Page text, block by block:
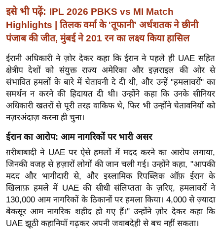
म
नो
रं
न
ज
ग
त
बॉ
वु
ड
हॉ
ली
वु
ड
फि
इसे भी पढ़ें: IPL 2026 PBKS vs MI Match
Highlights | तिलक वर्मा के 'तूफानी' अर्धशतक ने छीनी
पंजाब की जीत, मुंबई ने 201 रन का लक्ष्य किया हासिल
ईरानी अधिकारी ने ज़ोर देकर कहा कि ईरान ने पहले ही UAE सहित
क्षेत्रीय देशों को संयुक्त राज्य अमेरिका और इज़राइल की ओर से
संभावित हमलों के बारे में चेतावनी दे दी थी, और उन्हें "हमलावरों" का
समर्थन न करने की हिदायत दी थी। उन्होंने कहा कि उनके सीनियर
अधिकारी खतरों से पूरी तरह वाकिफ थे, फिर भी उन्होंने चेतावनियों को
नज़रअंदाज़ करना ही चुना।
ईरान का आरोप: आम नागरिकों पर भारी असर
ग़रीबाबादी ने UAE पर ऐसे हमलों में मदद करने का आरोप लगाया,
जिनकी वजह से हज़ारों लोगों की जान चली गई। उन्होंने कहा, "आपकी
मदद और भागीदारी से, और इस्लामिक रिपब्लिक ऑफ़ ईरान के
खिलाफ़ हमले में UAE की सीधी संलिप्तता के ज़रिए, हमलावरों ने
130,000 आम नागरिकों के ठिकानों पर हमला किया। 4,000 से ज़्यादा
बेकसूर आम नागरिक शहीद हो गए हैं।" उन्होंने ज़ोर देकर कहा कि
UAE झूठी कहानियाँ गढ़कर अपनी जवाबदेही से बच नहीं सकता।